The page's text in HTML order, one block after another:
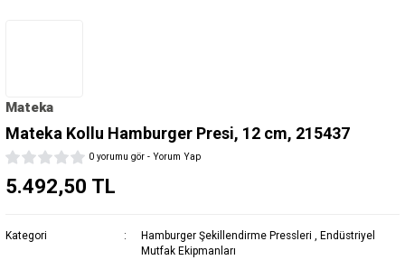
Mateka
Mateka Kollu Hamburger Presi, 12 cm, 215437
0 yorumu gör - Yorum Yap
5.492,50 TL
Kategori Hamburger Şekillendirme Pressleri
Endüstriyel
Mutfak Ekipmanları